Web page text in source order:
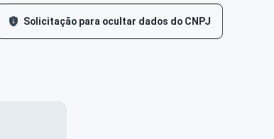
Solicitação para ocultar dados do CNPJ